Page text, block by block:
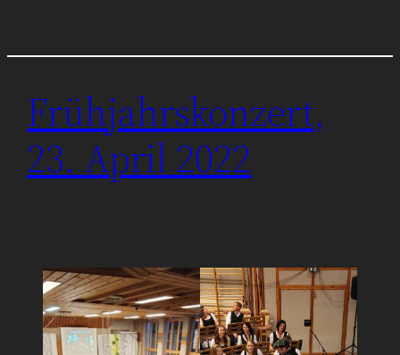
Frühjahrskonzert,
23. April 2022